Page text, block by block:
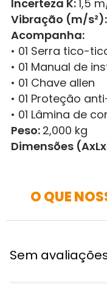
Incerteza K:1,5
Vibração (m/s²):
Acompanha:
• 01 Serra tico-
• 01 Manual de
• 01 Chave allen
• 01 Proteção
• 01 Lâmina de
Peso: 2,000 kg
Dimensões
O QUE
Sem